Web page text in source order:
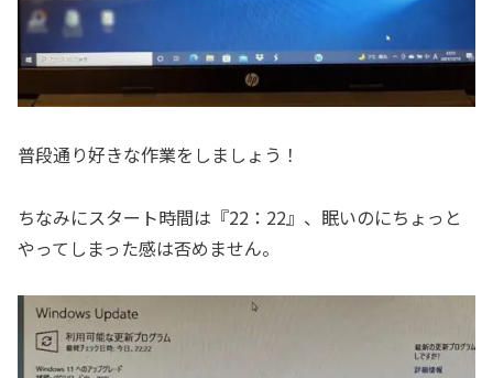
普段通り好きな作業をしましょう！
ちなみにスタート時間は『22：22』、眠いのにちょっと
やってしまった感は否めません。